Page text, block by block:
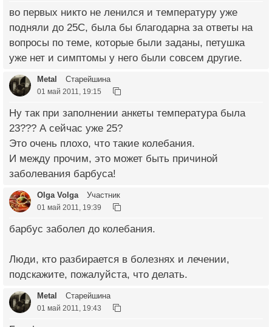
во первых никто не ленился и температуру уже
подняли до 25С, была бы благодарна за ответы на
вопросы по теме, которые были заданы, петушка
уже нет и симптомы у него были совсем другие.
Metal Старейшина
01 май 2011, 19:15
Ну так при заполнении анкеты температура была
23??? А сейчас уже 25?
Это очень плохо, что такие колебания.
И между прочим, это может быть причиной
заболевания барбуса!
Olga Volga Участник
01 май 2011, 19:39
барбус заболел до колебания.
Люди, кто разбирается в болезнях и лечении,
подскажите, пожалуйста, что делать.
Metal Старейшина
01 май 2011, 19:43